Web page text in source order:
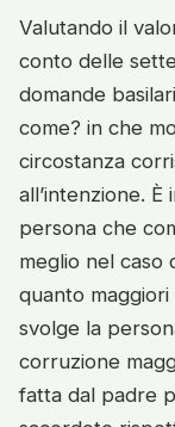
Valutando il
conto delle
domande
come? in che
circostanza
all’intenzione.
persona che
meglio nel caso
quanto
svolge la
corruzione
fatta dal padre